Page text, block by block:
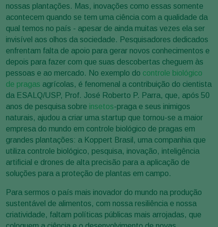
nossas plantações. Mas, inovações como essas somente
acontecem quando se tem uma ciência com a qualidade da
qual temos no país - apesar de ainda muitas vezes ela ser
invisível aos olhos da sociedade. Pesquisadores dedicados
enfrentam falta de apoio para gerar novos conhecimentos e
depois para fazer com que suas descobertas cheguem às
pessoas e ao mercado. No exemplo do controle biológico
de pragas agrícolas, é fenomenal a contribuição do cientista
da ESALQ/USP, Prof. José Roberto P. Parra, que, após 50
anos de pesquisa sobre insetos-praga e seus inimigos
naturais, ajudou a criar uma startup que tornou-se a maior
empresa do mundo em controle biológico de pragas em
grandes plantações: a Koppert Brasil, uma companhia que
utiliza controle biológico, pesquisa, inovação, inteligência
artificial e drones de alta precisão para a aplicação de
soluções para a proteção de plantas em campo.
Para sermos o país mais inovador do mundo na produção
sustentável de alimentos, com nossa resiliência e nossa
criatividade, faltam políticas públicas mais arrojadas, que